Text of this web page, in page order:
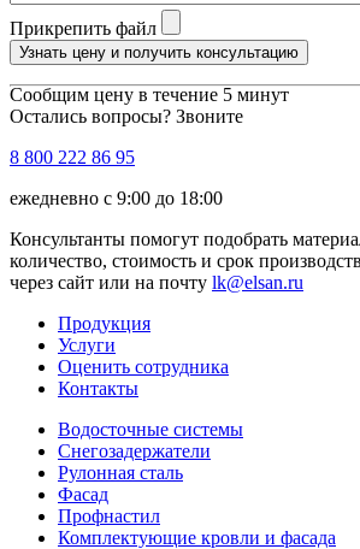
Прикрепить файл
Узнать цену и получить консультацию
Сообщим цену в течение 5 минут
Остались вопросы? Звоните
8 800 222 86 95
ежедневно с 9:00 до 18:00
Консультанты помогут подобрать
количество, стоимость и срок
через сайт или на почту lk@elsan.ru
Продукция
Услуги
Оценить сотрудника
Контакты
Водосточные системы
Снегозадержатели
Рулонная сталь
Фасад
Профнастил
Комплектующие кровли и фасада